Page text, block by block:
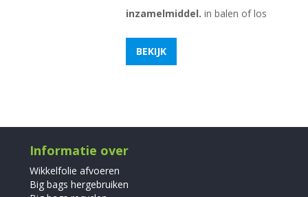
inzamelmiddel. in balen of los
BEKIJK
Informatie over
Wikkelfolie afvoeren
Big bags hergebruiken